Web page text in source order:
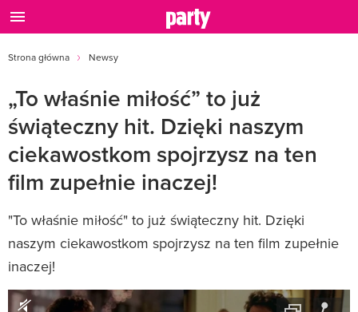
Strona główna Newsy
„To właśnie miłość” to już
świąteczny hit. Dzięki naszym
ciekawostkom spojrzysz na ten
film zupełnie inaczej!
"To właśnie miłość" to już świąteczny hit. Dzięki
naszym ciekawostkom spojrzysz na ten film zupełnie
inaczej!